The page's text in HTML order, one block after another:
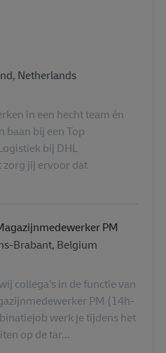
Netherlands
in een hecht team én
baan bij een Top
bij DHL
zorg jij ervoor dat
PM
Brabant, Belgium
collega’s in de functie van
PM (14h-
werk je tijdens het
op de tar...